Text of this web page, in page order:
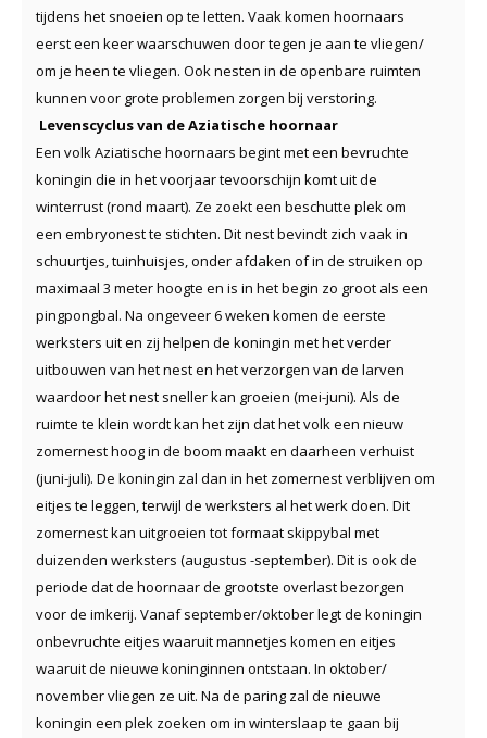
tijdens het snoeien op te letten. Vaak komen hoornaars
eerst een keer waarschuwen door tegen je aan te vliegen/
om je heen te vliegen. Ook nesten in de openbare ruimten
kunnen voor grote problemen zorgen bij verstoring.
Levenscyclus van de Aziatische hoornaar
Een volk Aziatische hoornaars begint met een bevruchte
koningin die in het voorjaar tevoorschijn komt uit de
winterrust (rond maart). Ze zoekt een beschutte plek om
een embryonest te stichten. Dit nest bevindt zich vaak in
schuurtjes, tuinhuisjes, onder afdaken of in de struiken op
maximaal 3 meter hoogte en is in het begin zo groot als een
pingpongbal. Na ongeveer 6 weken komen de eerste
werksters uit en zij helpen de koningin met het verder
uitbouwen van het nest en het verzorgen van de larven
waardoor het nest sneller kan groeien (mei-juni). Als de
ruimte te klein wordt kan het zijn dat het volk een nieuw
zomernest hoog in de boom maakt en daarheen verhuist
(juni-juli). De koningin zal dan in het zomernest verblijven om
eitjes te leggen, terwijl de werksters al het werk doen. Dit
zomernest kan uitgroeien tot formaat skippybal met
duizenden werksters (augustus -september). Dit is ook de
periode dat de hoornaar de grootste overlast bezorgen
voor de imkerij. Vanaf september/oktober legt de koningin
onbevruchte eitjes waaruit mannetjes komen en eitjes
waaruit de nieuwe koninginnen ontstaan. In oktober/
november vliegen ze uit. Na de paring zal de nieuwe
koningin een plek zoeken om in winterslaap te gaan bij